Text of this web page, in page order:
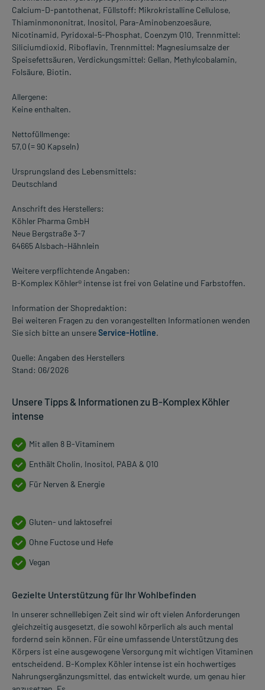
Calcium-D-pantothenat, Füllstoff: Mikrokristalline Cellulose,
Thiaminmononitrat, Inositol, Para-Aminobenzoesäure,
Nicotinamid, Pyridoxal-5-Phosphat, Coenzym Q10, Trennmittel:
Siliciumdioxid, Riboflavin, Trennmittel: Magnesiumsalze der
Speisefettsäuren, Verdickungsmittel: Gellan, Methylcobalamin,
Folsäure, Biotin.
Allergene:
Keine enthalten.
Nettofüllmenge:
57,0 (= 90 Kapseln)
Ursprungsland des Lebensmittels:
Deutschland
Anschrift des Herstellers:
Köhler Pharma GmbH
Neue Bergstraße 3-7
64665 Alsbach-Hähnlein
Weitere verpflichtende Angaben:
B-Komplex Köhler® intense ist frei von Gelatine und Farbstoffen.
Information der Shopredaktion:
Bei weiteren Fragen zu den vorangestellten Informationen wenden
Sie sich bitte an unsereService-Hotline.
Quelle: Angaben des Herstellers
Stand: 06/2026
Unsere Tipps & Informationen zu B-Komplex Köhler
intense
Mit allen 8 B-Vitaminem
Enthält Cholin, Inositol, PABA & Q10
Für Nerven & Energie
Gluten- und laktosefrei
Ohne Fuctose und Hefe
Vegan
Gezielte Unterstützung für Ihr Wohlbefinden
In unserer schnelllebigen Zeit sind wir oft vielen Anforderungen
gleichzeitig ausgesetzt, die sowohl körperlich als auch mental
fordernd sein können. Für eine umfassende Unterstützung des
Körpers ist eine ausgewogene Versorgung mit wichtigen Vitaminen
entscheidend. B-Komplex Köhler intense ist ein hochwertiges
Nahrungsergänzungsmittel, das entwickelt wurde, um genau hier